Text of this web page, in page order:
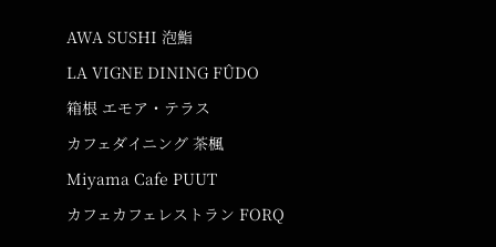
AWA SUSHI 泡鮨
LA VIGNE DINING FÛDO
箱根 エモア・テラス
カフェダイニング 茶楓
Miyama Cafe PUUT
カフェカフェレストラン FORQ